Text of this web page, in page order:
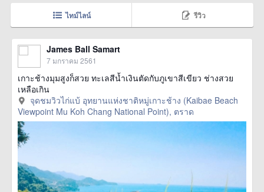
ไทม์ไลน์ รีวิว
James Ball Samart
7 มกราคม 2561
เกาะช้างมุมสูงก็สวย ทะเลสีน้ำเงินตัดกับภูเขาสีเขียว ช่างสวย
เหลือเกิน
จุดชมวิวไก่แบ้ อุทยานแห่งชาติหมู่เกาะช้าง (Kaibae Beach
Viewpoint Mu Koh Chang National Point), ตราด